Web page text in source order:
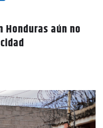
Honduras aún no